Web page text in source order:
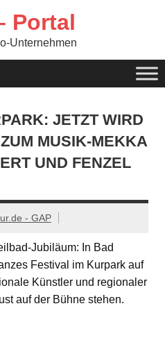
Portal
Unternehmen
JETZT WIRD
MUSIK-MEKKA
UND FENZEL
- GAP
Jubiläum: In Bad
Festival im Kurpark auf
Künstler und regionaler
auf der Bühne stehen.